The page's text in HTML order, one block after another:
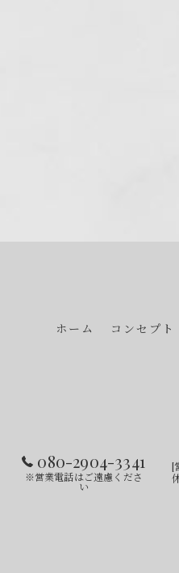
080-2904-3341
※営業電話はご遠慮くださ
い
[
ホーム コンセプト